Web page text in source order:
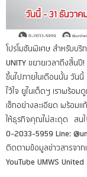
โปรโมชันพิเศษ สำหรับบ
UNITY ขยายเวลาถึงสิ้น
ขึ้นไปภายในเดือนนั้น วัน
ไว้ใจ ยูไนเต็ดฯ เราพร้
เช็กอย่างละเอียด พร้อม
ให้ธุรกิจคุณไม่สะดุด สนใ
0-2033-5959 Line:
ติดตามข้อมูลข่าวสารจาก
YouTube UMWS